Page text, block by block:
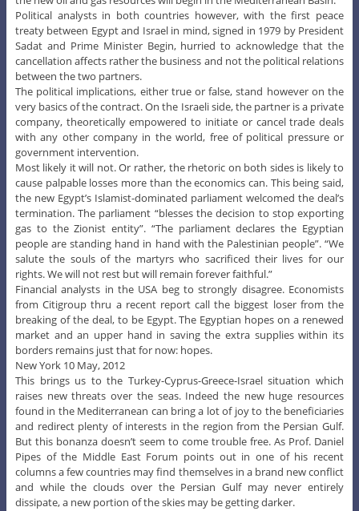
Political analysts in both countries however, with the first peace
treaty between Egypt and Israel in mind, signed in 1979 by President
Sadat and Prime Minister Begin, hurried to acknowledge that the
cancellation affects rather the business and not the political relations
between the two partners.
The political implications, either true or false, stand however on the
very basics of the contract. On the Israeli side, the partner is a private
company, theoretically empowered to initiate or cancel trade deals
with any other company in the world, free of political pressure or
government intervention.
Most likely it will not. Or rather, the rhetoric on both sides is likely to
cause palpable losses more than the economics can. This being said,
the new Egypt’s Islamist-dominated parliament welcomed the deal’s
termination. The parliament “blesses the decision to stop exporting
gas to the Zionist entity”. “The parliament declares the Egyptian
people are standing hand in hand with the Palestinian people”. “We
salute the souls of the martyrs who sacrificed their lives for our
rights. We will not rest but will remain forever faithful.”
Financial analysts in the USA beg to strongly disagree. Economists
from Citigroup thru a recent report call the biggest loser from the
breaking of the deal, to be Egypt. The Egyptian hopes on a renewed
market and an upper hand in saving the extra supplies within its
borders remains just that for now: hopes.
New York 10 May, 2012
This brings us to the Turkey-Cyprus-Greece-Israel situation which
raises new threats over the seas. Indeed the new huge resources
found in the Mediterranean can bring a lot of joy to the beneficiaries
and redirect plenty of interests in the region from the Persian Gulf.
But this bonanza doesn’t seem to come trouble free. As Prof. Daniel
Pipes of the Middle East Forum points out in one of his recent
columns a few countries may find themselves in a brand new conflict
and while the clouds over the Persian Gulf may never entirely
dissipate, a new portion of the skies may be getting darker.